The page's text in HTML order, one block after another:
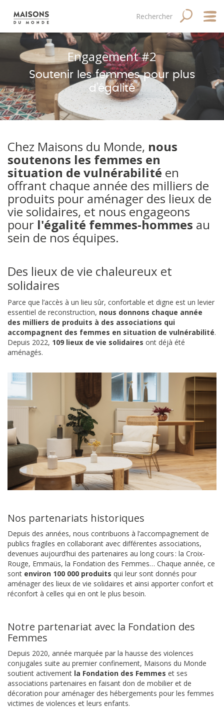
contenu
principal
Main
navigation
mobile
Navigation
principale
Engagement #2
Soutenir les femmes pour plus
d’égalité
Chez Maisons du Monde, nous
soutenons les femmes en
situation de vulnérabilité en
offrant chaque année des milliers de
produits pour aménager des lieux de
vie solidaires, et nous engageons
pour l'égalité femmes-hommes au
sein de nos équipes.
Des lieux de vie chaleureux et
solidaires
Parce que l’accès à un lieu sûr, confortable et digne est un levier
essentiel de reconstruction, nous donnons chaque année
des milliers de produits à des associations qui
accompagnent des femmes en situation de vulnérabilité.
Depuis 2022, 109 lieux de vie solidaires ont déjà été
aménagés.
Nos partenariats historiques
Depuis des années, nous contribuons à l’accompagnement de
publics fragiles en collaborant avec différentes associations,
devenues aujourd’hui des partenaires au long cours : la Croix-
Rouge, Emmaüs, la Fondation des Femmes… Chaque année, ce
sont environ 100 000 produits qui leur sont donnés pour
aménager des lieux de vie solidaires et ainsi apporter confort et
réconfort à celles qui en ont le plus besoin.
Notre partenariat avec la Fondation des
Femmes
Depuis 2020, année marquée par la hausse des violences
conjugales suite au premier confinement, Maisons du Monde
soutient activement la Fondation des Femmes et ses
associations partenaires en faisant don de mobilier et de
décoration pour aménager des hébergements pour les femmes
victimes de violences et leurs enfants.